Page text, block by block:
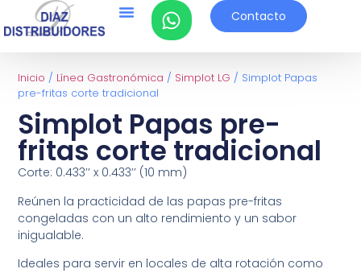
Contacto
Inicio / Línea Gastronómica / Simplot LG / Simplot Papas
pre-fritas corte tradicional
Simplot Papas pre-
fritas corte tradicional
Corte: 0.433’’ x 0.433’’ (10 mm)
Reúnen la practicidad de las papas pre-fritas
congeladas con un alto rendimiento y un sabor
inigualable.
Ideales para servir en locales de alta rotación como